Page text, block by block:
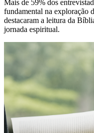
Mais de 59% dos
fundamental na exploração
destacaram a leitura da
jornada espiritual.